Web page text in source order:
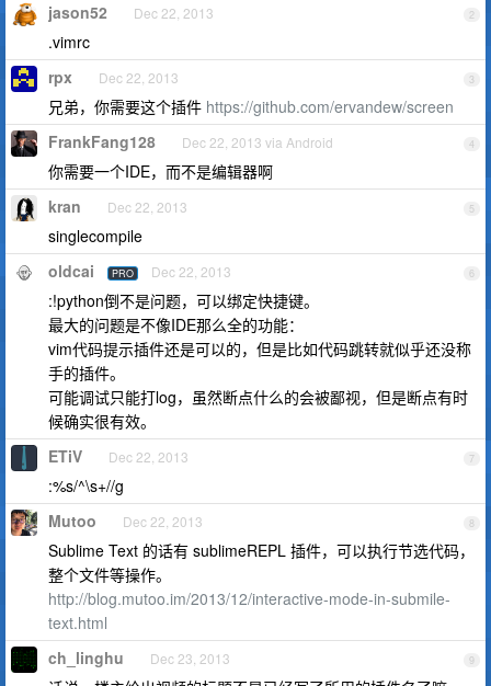
2
jason52 Dec 22, 2013
.vimrc
3
rpx Dec 22, 2013
兄弟，你需要这个插件 https://github.com/ervandew/screen
4
FrankFang128 Dec 22, 2013 via Android
你需要一个IDE，而不是编辑器啊
5
kran Dec 22, 2013
singlecompile
6
oldcai PRO Dec 22, 2013
:!python倒不是问题，可以绑定快捷键。
最大的问题是不像IDE那么全的功能：
vim代码提示插件还是可以的，但是比如代码跳转就似乎还没称
手的插件。
可能调试只能打log，虽然断点什么的会被鄙视，但是断点有时
候确实很有效。
7
ETiV Dec 22, 2013
:%s/^\s+//g
8
Mutoo Dec 22, 2013
Sublime Text 的话有 sublimeREPL 插件，可以执行节选代码，
整个文件等操作。
http://blog.mutoo.im/2013/12/interactive-mode-in-submile-
text.html
9
ch_linghu Dec 23, 2013